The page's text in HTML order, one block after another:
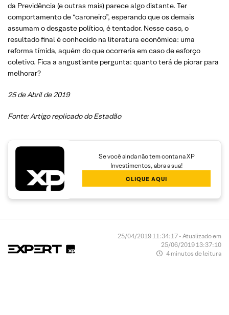
da Previdência (e outras mais) parece algo distante. Ter
comportamento de “caroneiro”, esperando que os demais
assumam o desgaste político, é tentador. Nesse caso, o
resultado final é conhecido na literatura econômica: uma
reforma tímida, aquém do que ocorreria em caso de esforço
coletivo. Fica a angustiante pergunta: quanto terá de piorar para
melhorar?
25 de Abril de 2019
Fonte: Artigo replicado do Estadão
Se você ainda não tem conta na XP
Investimentos, abra a sua!
CLIQUE AQUI
25/04/2019 11:34:17 • Atualizado em
25/06/2019 13:37:10
4 minutos de leitura